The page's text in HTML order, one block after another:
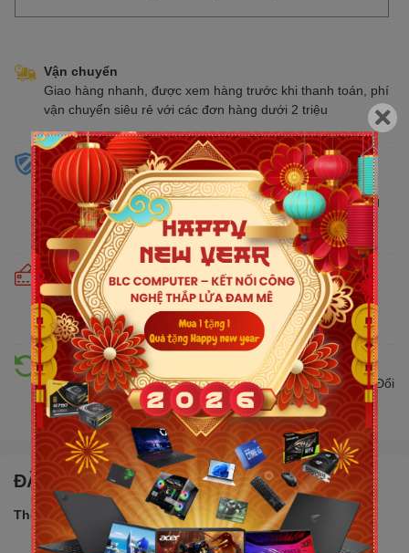
Vận chuyển
Giao hàng nhanh, được xem hàng trước khi thanh toán, phí
vận chuyển siêu rẻ với các đơn hàng dưới 2 triệu
Sản phẩm chính hãng
Cam kết bán hàng chính hãng phân phối tại Việt Nam,
chúng tôi tự hào là đại lý chính thức của tất cả các thương
hiệu kinh doanh sản phẩm CNTT trên thị trường
Cam kết giá tốt
Giá tốt hơn từ 10% - 30% so với thị trường. Liên tục cập
nhật giá mới nhất, cạnh tranh
Hỗ trợ đổi trả
Đổi trả hàng lên đến 30 ngày nếu có lỗi do nhà sản xuất. Đổi
trả hàng không cần lý do với mức phí ưu đãi
ĐẶC ĐIỂM NỔI BẬT
Thông số sản phẩm: